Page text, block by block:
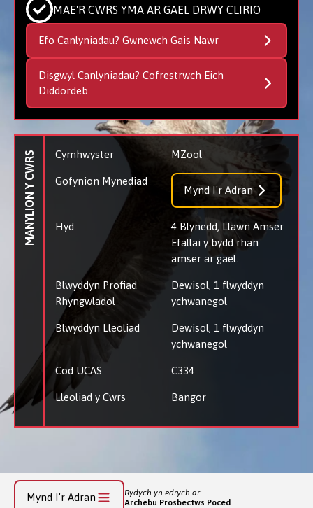
MAE'R CWRS YMA AR GAEL DRWY CLIRIO
Efo Canlyniadau? Gwnewch Gais Nawr
Disgwyl Canlyniadau? Cofrestrwch Eich
Diddordeb
MANYLION Y CWRS Cymhwyster MZool
Gofynion Mynediad
Mynd I'r Adran
Hyd
4 Blynedd, Llawn Amser.
Efallai y bydd rhan
amser ar gael.
Blwyddyn Profiad
Rhyngwladol
Dewisol, 1 flwyddyn
ychwanegol
Blwyddyn Lleoliad
Dewisol, 1 flwyddyn
ychwanegol
Cod UCAS C334
Lleoliad y Cwrs Bangor
Mynd I'r Adran
Rydych yn edrych ar:
Archebu Prosbectws Poced